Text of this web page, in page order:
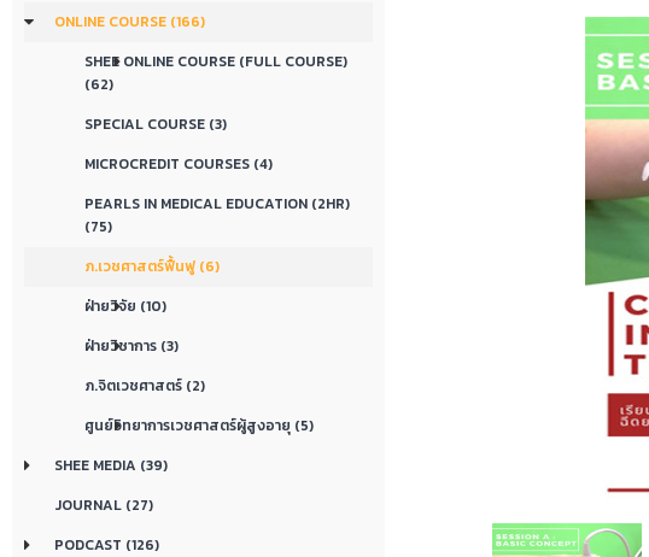
ONLINE COURSE (166)
SHEE ONLINE COURSE (FULL COURSE)
(62)
SPECIAL COURSE (3)
MICROCREDIT COURSES (4)
PEARLS IN MEDICAL EDUCATION (2HR)
(75)
ภ.เวชศาสตร์ฟื้นฟู (6)
ฝ่ายวิจัย (10)
ฝ่ายวิชาการ (3)
ภ.จิตเวชศาสตร์ (2)
ศูนย์วิทยาการเวชศาสตร์ผู้สูงอายุ (5)
SHEE MEDIA (39)
JOURNAL (27)
PODCAST (126)